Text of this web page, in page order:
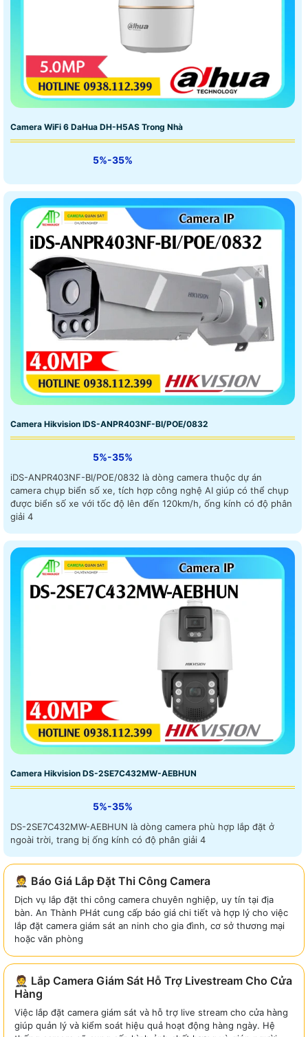
Camera WiFi 6 DaHua DH-H5AS Trong Nhà
5%-35%
Camera Hikvision IDS-ANPR403NF-BI/POE/0832
5%-35%
iDS-ANPR403NF-BI/POE/0832 là dòng camera thuộc dự án
camera chụp biển số xe, tích hợp công nghệ AI giúp có thể chụp
được biển số xe với tốc độ lên đến 120km/h, ống kính có độ phân
giải 4
Camera Hikvision DS-2SE7C432MW-AEBHUN
5%-35%
DS-2SE7C432MW-AEBHUN là dòng camera phù hợp lắp đặt ở
ngoài trời, trang bị ống kính có độ phân giải 4
🤵 Báo Giá Lắp Đặt Thi Công Camera
Dịch vụ lắp đặt thi công camera chuyên nghiệp, uy tín tại địa
bàn. An Thành PHát cung cấp báo giá chi tiết và hợp lý cho việc
lắp đặt camera giám sát an ninh cho gia đình, cơ sở thương mại
hoặc văn phòng
🤵 Lắp Camera Giám Sát Hỗ Trợ Livestream Cho Cửa
Hàng
Việc lắp đặt camera giám sát và hỗ trợ live stream cho cửa hàng
giúp quản lý và kiểm soát hiệu quả hoạt động hàng ngày. Hệ